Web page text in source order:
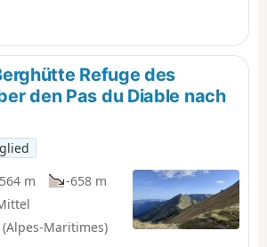
anspruchsvoll
wo Sie
Überreste
Insbesondere am
letzten
stattfand,
vor dem
8. Mai 1945 273
ums Leben
dort ist
Refuge des
den Pas du Diable nach
m
-658 m
Maritimes)